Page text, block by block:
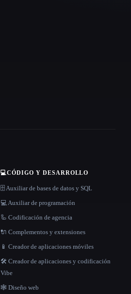
💻CÓDIGO Y DESARROLLO
🗄️ Auxiliar de bases de datos y SQL
💻 Auxiliar de programación
🦾 Codificación de agencia
🔌 Complementos y extensiones
📱 Creador de aplicaciones móviles
🛠️ Creador de aplicaciones y codificación
Vibe
🕸 Diseño web